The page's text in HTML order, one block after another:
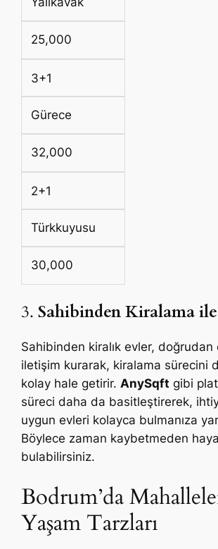
25,000
3+1
Gürece
32,000
2+1
Türkkuyusu
30,000
3.Sahibinden Kiralama
Sahibinden kiralık evler, doğrudan
iletişim kurarak, kiralama sürecini
kolay hale getirir.AnySqft gibi
süreci daha da basitleştirerek,
uygun evleri kolayca bulmanıza
Böylece zaman kaybetmeden
bulabilirsiniz.
Bodrum’da
Yaşam Tarzları